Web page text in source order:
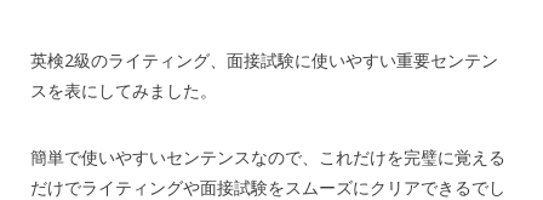
英検2級のライティング、面接試験に使いやすい重要センテン
スを表にしてみました。
簡単で使いやすいセンテンスなので、これだけを完璧に覚える
だけでライティングや面接試験をスムーズにクリアできるでし